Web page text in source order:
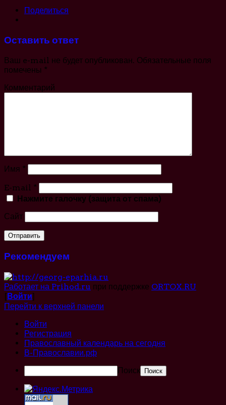
Поделиться
Оставить ответ
Ваш e-mail не будет опубликован. Обязательные поля
помечены *
Комментарий
Имя *
E-mail *
Нажмите галочку (защита от спама)
Сайт
Рекомендуем
Работает на Prihod.ru при поддержке ORTOX.RU
[Войти]
Перейти к верхней панели
Войти
Регистрация
Православный календарь на сегодня
В-Православии.рф
Поиск